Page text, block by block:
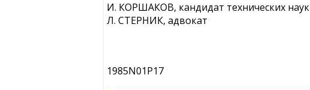
И. КОРШАКОВ, кандидат технических наук
Л. СТЕРНИК, адвокат
1985N01P17